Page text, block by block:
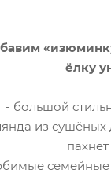
ёлку
- большой
из
семейные